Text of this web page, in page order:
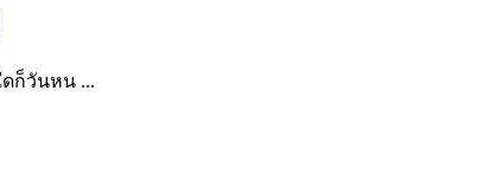
ก็วันหน ...